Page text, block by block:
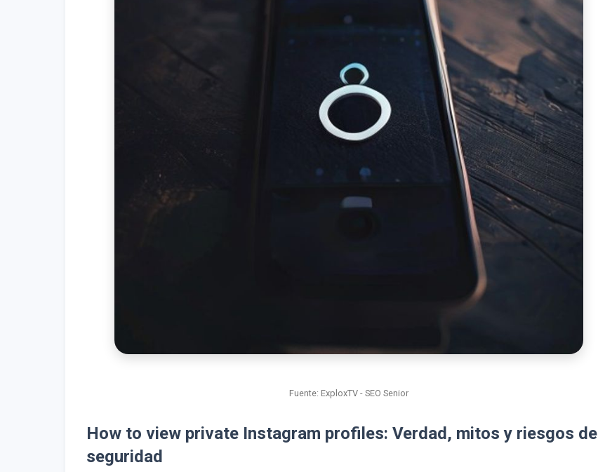
Fuente: ExploxTV - SEO Senior
How to view private Instagram profiles: Verdad, mitos y riesgos de
seguridad